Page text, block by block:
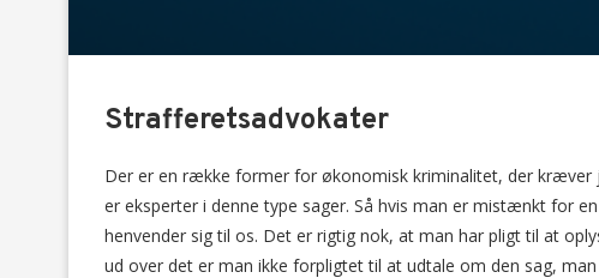
Strafferetsadvokater
Der er en række former for økonomisk kriminalitet, der kræver
er eksperter i denne type sager. Så hvis man er mistænkt for
henvender sig til os. Det er rigtig nok, at man har pligt til at
ud over det er man ikke forpligtet til at udtale om den sag,